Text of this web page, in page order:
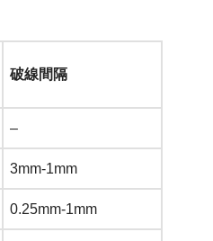
破線間隔
–
3mm-1mm
0.25mm-1mm